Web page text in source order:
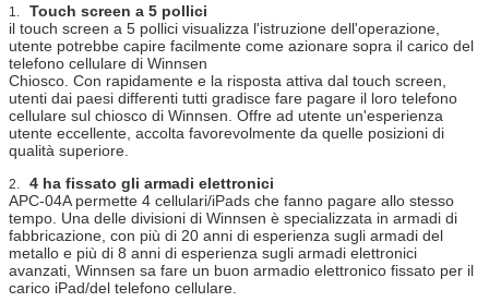
1. Touch screen a 5 pollici
il touch screen a 5 pollici visualizza l'istruzione dell'operazione,
utente potrebbe capire facilmente come azionare sopra il carico del
telefono cellulare di Winnsen
Chiosco. Con rapidamente e la risposta attiva dal touch screen,
utenti dai paesi differenti tutti gradisce fare pagare il loro telefono
cellulare sul chiosco di Winnsen. Offre ad utente un'esperienza
utente eccellente, accolta favorevolmente da quelle posizioni di
qualità superiore.
2. 4 ha fissato gli armadi elettronici
APC-04A permette 4 cellulari/iPads che fanno pagare allo stesso
tempo. Una delle divisioni di Winnsen è specializzata in armadi di
fabbricazione, con più di 20 anni di esperienza sugli armadi del
metallo e più di 8 anni di esperienza sugli armadi elettronici
avanzati, Winnsen sa fare un buon armadio elettronico fissato per il
carico iPad/del telefono cellulare.